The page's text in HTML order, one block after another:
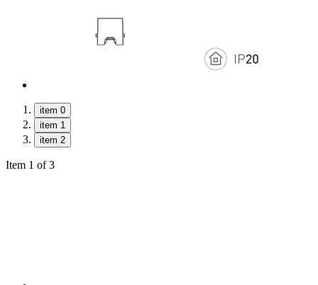
item 0
item 1
item 2
Item 1 of 3